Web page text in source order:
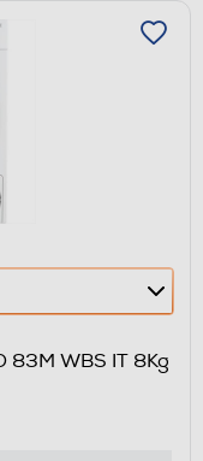
83M WBS IT 8Kg